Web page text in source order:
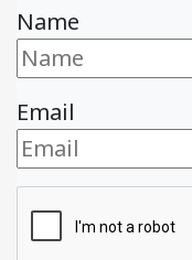
Name
Email